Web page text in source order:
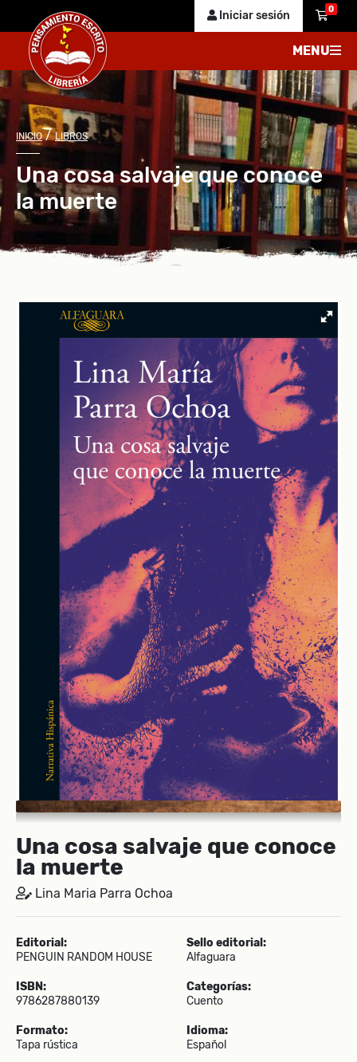
Iniciar sesión 0
MENU
INICIO/LIBROS
Una cosa salvaje que conoce
la muerte
Una cosa salvaje que conoce
la muerte
Lina Maria Parra Ochoa
Editorial:
PENGUIN RANDOM HOUSE
Sello editorial:
Alfaguara
ISBN:
9786287880139
Categorías:
Cuento
Formato:
Tapa rústica
Idioma:
Español